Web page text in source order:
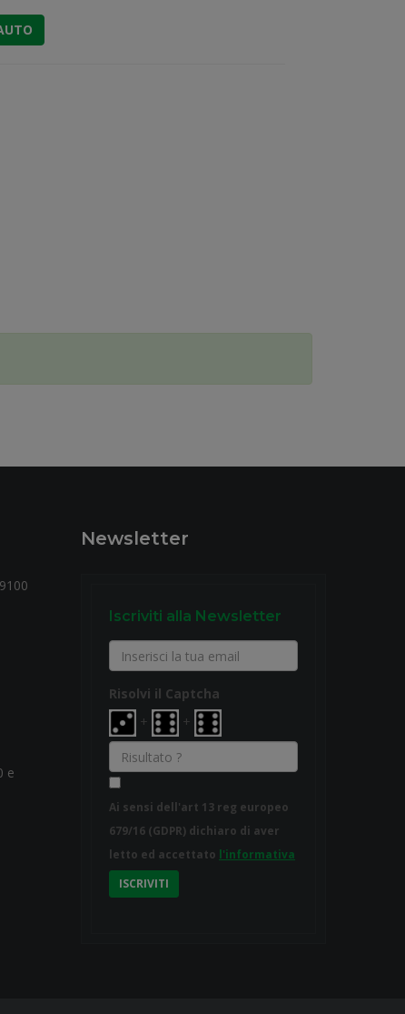
e
Newsletter
Iscriviti alla Newsletter
Risolvi il Captcha
+
+
Ai sensi dell'art 13 reg europeo
679/16 (GDPR) dichiaro di aver
letto ed accettato l'informativa
ISCRIVITI